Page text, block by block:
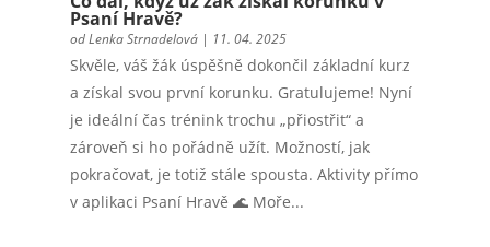
Psaní Hravě?
odLenka Strnadelová| 11. 04. 2025
Skvěle, váš žák úspěšně dokončil základní kurz
a získal svou první korunku. Gratulujeme! Nyní
je ideální čas trénink trochu „přiostřit“ a
zároveň si ho pořádně užít. Možností, jak
pokračovat, je totiž stále spousta. Aktivity přímo
v aplikaci Psaní Hravě 🌊 Moře...